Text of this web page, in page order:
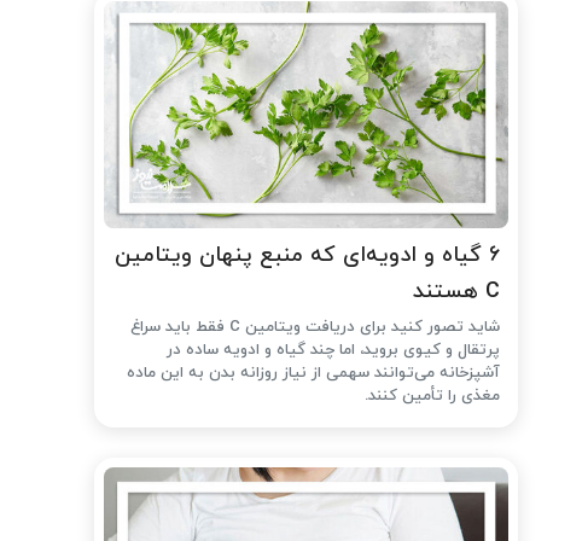
۶ گیاه و ادویه‌ای که منبع پنهان ویتامین
C هستند
شاید تصور کنید برای دریافت ویتامین C فقط باید سراغ
پرتقال و کیوی بروید، اما چند گیاه و ادویه ساده در
آشپزخانه می‌توانند سهمی از نیاز روزانه بدن به این ماده
مغذی را تأمین کنند.